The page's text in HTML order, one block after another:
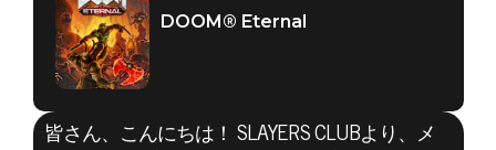
DOOM® Eternal
皆さん、こんにちは！ SLAYERS CLUBより、メ